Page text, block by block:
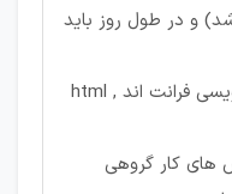
و در طول روز باید
یادگیری زبان برنامه نویسی فرانت اند html ,
های کار گروهی